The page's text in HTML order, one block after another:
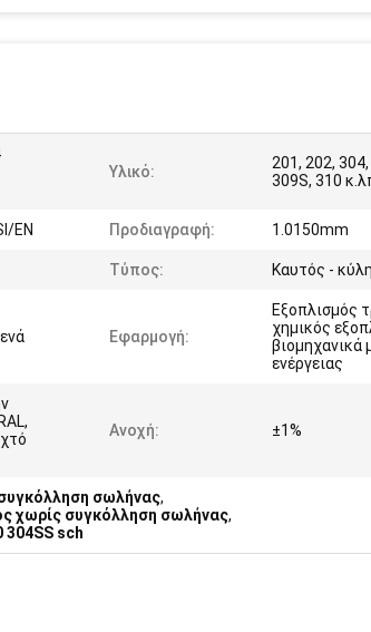
Υλικό:
201, 202,
309S, 310
EN Προδιαγραφή: 1.0150mm
Τύπος: Καυτός -
Εφαρμογή:
Εξοπλισμός
χημικός
βιομηχανικά
ενέργειας
Ανοχή: ±1%
σωλήνας,
χωρίς συγκόλληση σωλήνας,
sch